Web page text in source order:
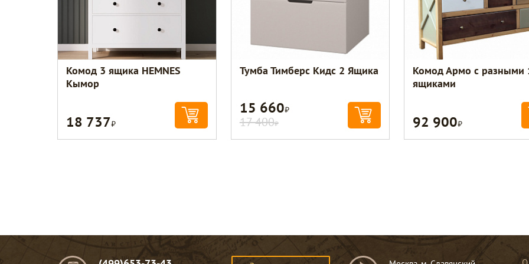
Комод 3 ящика HEMNES
Кымор
18 737Р
Тумба Тимберс Кидс 2 Ящика
15 660Р
17 400Р
Комод Армо с разными
ящиками
92 900Р